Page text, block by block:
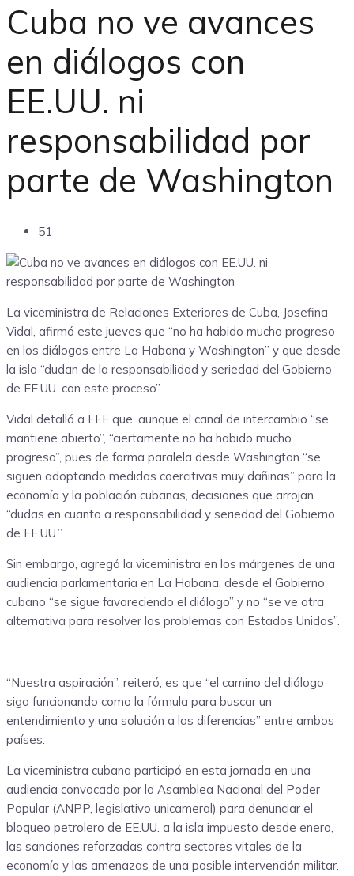
Cuba no ve avances
en diálogos con
EE.UU. ni
responsabilidad por
parte de Washington
51
La viceministra de Relaciones Exteriores de Cuba, Josefina
Vidal, afirmó este jueves que “no ha habido mucho progreso
en los diálogos entre La Habana y Washington” y que desde
la isla “dudan de la responsabilidad y seriedad del Gobierno
de EE.UU. con este proceso”.
Vidal detalló a EFE que, aunque el canal de intercambio “se
mantiene abierto”, “ciertamente no ha habido mucho
progreso”, pues de forma paralela desde Washington “se
siguen adoptando medidas coercitivas muy dañinas” para la
economía y la población cubanas, decisiones que arrojan
“dudas en cuanto a responsabilidad y seriedad del Gobierno
de EE.UU.”
Sin embargo, agregó la viceministra en los márgenes de una
audiencia parlamentaria en La Habana, desde el Gobierno
cubano “se sigue favoreciendo el diálogo” y no “se ve otra
alternativa para resolver los problemas con Estados Unidos”.
“Nuestra aspiración”, reiteró, es que “el camino del diálogo
siga funcionando como la fórmula para buscar un
entendimiento y una solución a las diferencias” entre ambos
países.
La viceministra cubana participó en esta jornada en una
audiencia convocada por la Asamblea Nacional del Poder
Popular (ANPP, legislativo unicameral) para denunciar el
bloqueo petrolero de EE.UU. a la isla impuesto desde enero,
las sanciones reforzadas contra sectores vitales de la
economía y las amenazas de una posible intervención militar.